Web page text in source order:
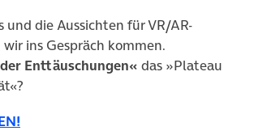
und die Aussichten für VR/AR-
ins Gespräch kommen.
Enttäuschungen« das »Plateau